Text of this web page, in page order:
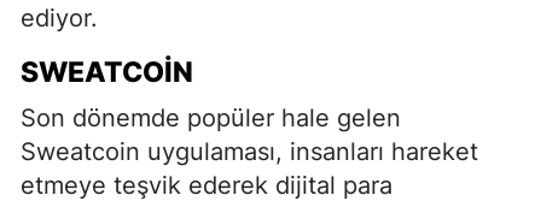
ediyor.
SWEATCOIN
Son dönemde popüler hale gelen
Sweatcoin uygulaması, insanları hareket
etmeye teşvik ederek dijital para